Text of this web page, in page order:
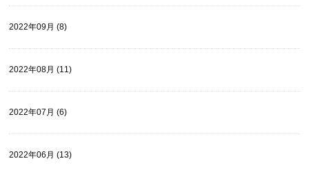
2022年09月 (8)
2022年08月 (11)
2022年07月 (6)
2022年06月 (13)